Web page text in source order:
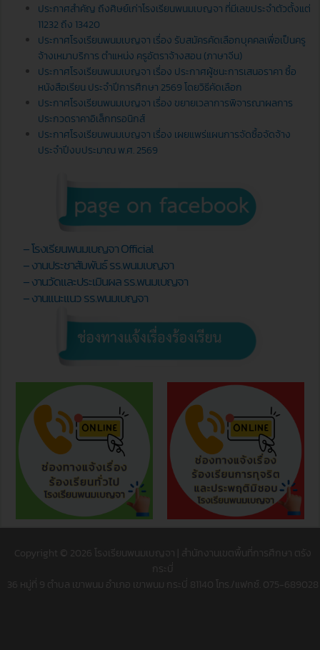
ประกาศสำคัญ ถึงศิษย์เก่าโรงเรียนพนมเบญจา ที่มีเลขประจำตัวตั้งแต่
11232 ถึง 13420
ประกาศโรงเรียนพนมเบญจา เรื่อง รับสมัครคัดเลือกบุคคลเพื่อเป็นครู
จ้างเหมาบริการ ตำแหน่ง ครูอัตราจ้างสอน (ภาษาจีน)
ประกาศโรงเรียนพนมเบญจา เรื่อง ประกาศผู้ชนะการเสนอราคา ซื้อ
หนังสือเรียน ประจำปีการศึกษา 2569 โดยวิธีคัดเลือก
ประกาศโรงเรียนพนมเบญจา เรื่อง ขยายเวลาการพิจารณาผลการ
ประกวดราคาอิเล็กทรอนิกส์
ประกาศโรงเรียนพนมเบญจา เรื่อง เผยแพร่แผนการจัดซื้อจัดจ้าง
ประจำปีงบประมาณ พ.ศ. 2569
– โรงเรียนพนมเบญจา Official
– งานประชาสัมพันธ์ รร.พนมเบญจา
– งานวัดและประเมินผล รร.พนมเบญจา
– งานแนะแนว รร.พนมเบญจา
Copyright © 2026 โรงเรียนพนมเบญจา | สำนักงานเขตพื้นที่การศึกษา ตรัง
กระบี่
36 หมู่ที่ 9 ตำบล เขาพนม อำเภอ เขาพนม กระบี่ 81140 โทร./แฟกซ์. 075-689028